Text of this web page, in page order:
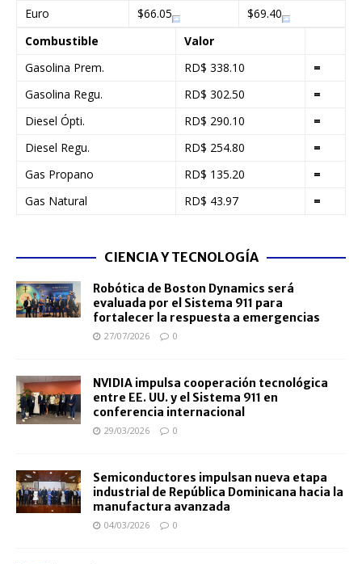
Euro
$66.05
$69.40
Combustible
Valor
Gasolina Prem.
RD$ 338.10
=
Gasolina Regu.
RD$ 302.50
=
Diesel Ópti.
RD$ 290.10
=
Diesel Regu.
RD$ 254.80
=
Gas Propano
RD$ 135.20
=
Gas Natural
RD$ 43.97 =
CIENCIA Y TECNOLOGÍA
Robótica de Boston Dynamics será
evaluada por el Sistema 911 para
fortalecer la respuesta a emergencias
27/07/2026 0
NVIDIA impulsa cooperación tecnológica
entre EE. UU. y el Sistema 911 en
conferencia internacional
29/03/2026 0
Semiconductores impulsan nueva etapa
industrial de República Dominicana hacia la
manufactura avanzada
04/03/2026 0